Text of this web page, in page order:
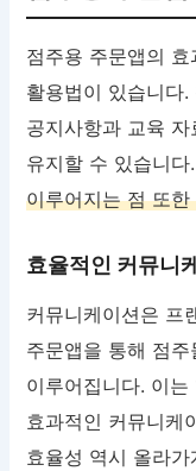
점주용 주문앱의
활용법이 있습니다
공지사항과 교육
유지할 수 있습니
이루어지는 점 또
효율적인 커뮤니
커뮤니케이션은 프
주문앱을 통해 점
이루어집니다. 이
효과적인 커뮤니케
효율성 역시 올라가